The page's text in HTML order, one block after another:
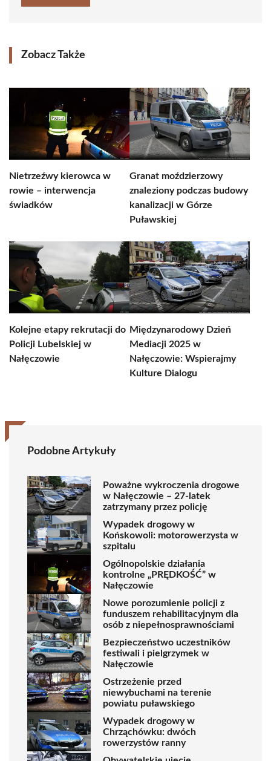
Zobacz Także
Nietrzeźwy kierowca w
rowie – interwencja
świadków
Granat moździerzowy
znaleziony podczas budowy
kanalizacji w Górze
Puławskiej
Kolejne etapy rekrutacji do
Policji Lubelskiej w
Nałęczowie
Międzynarodowy Dzień
Mediacji 2025 w
Nałęczowie: Wspierajmy
Kulture Dialogu
Podobne Artykuły
Poważne wykroczenia drogowe
w Nałęczowie – 27-latek
zatrzymany przez policję
Wypadek drogowy w
Końskowoli: motorowerzysta w
szpitalu
Ogólnopolskie działania
kontrolne „PRĘDKOŚĆ” w
Nałęczowie
Nowe porozumienie policji z
funduszem rehabilitacyjnym dla
osób z niepełnosprawnościami
Bezpieczeństwo uczestników
festiwali i pielgrzymek w
Nałęczowie
Ostrzeżenie przed
niewybuchami na terenie
powiatu puławskiego
Wypadek drogowy w
Chrząchówku: dwóch
rowerzystów ranny